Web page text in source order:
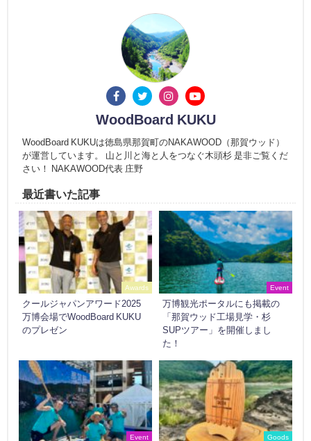
WoodBoard KUKU
WoodBoard KUKUは徳島県那賀町のNAKAWOOD（那賀ウッド）
が運営しています。 山と川と海と人をつなぐ木頭杉 是非ご覧くだ
さい！ NAKAWOOD代表 庄野
最近書いた記事
Awards
クールジャパンアワード2025
万博会場でWoodBoard KUKU
のプレゼン
Event
万博観光ポータルにも掲載の
「那賀ウッド工場見学・杉
SUPツアー」を開催しまし
た！
Event Goods